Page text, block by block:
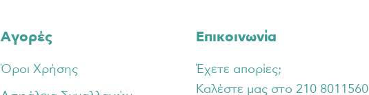
Αγορές
Όροι Χρήσης
Επικοινωνία
Έχετε απορίες;
Καλέστε μας στο 210 8011560